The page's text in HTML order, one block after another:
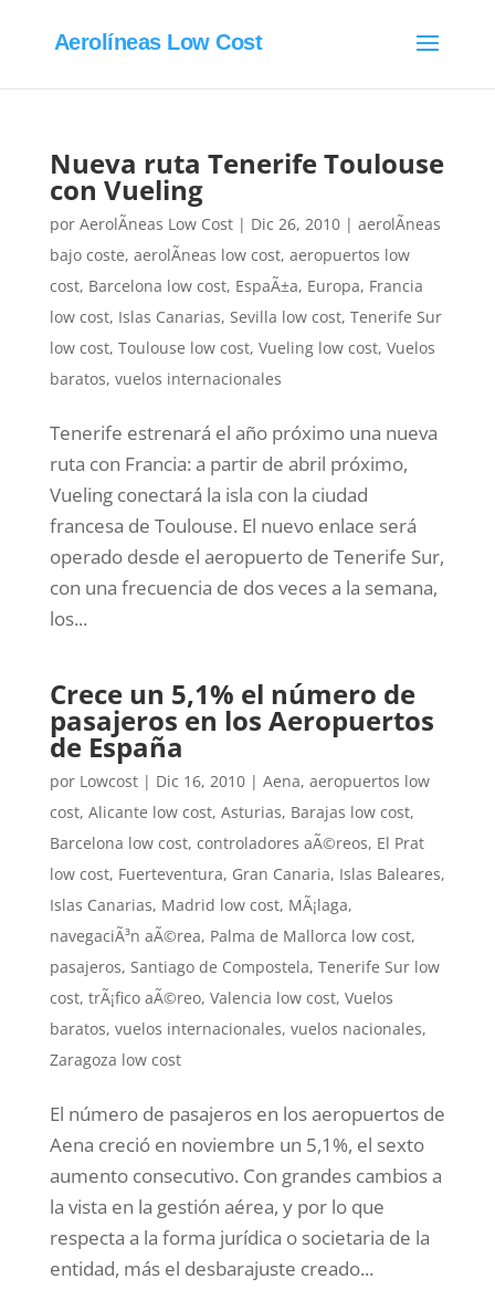
Aerolíneas Low Cost
Nueva ruta Tenerife Toulouse
con Vueling
por AerolÃ­neas Low Cost| Dic 26, 2010| aerolÃ­neas
bajo coste, aerolÃ­neas low cost, aeropuertos low
cost, Barcelona low cost, EspaÃ±a, Europa, Francia
low cost, Islas Canarias, Sevilla low cost, Tenerife Sur
low cost, Toulouse low cost, Vueling low cost, Vuelos
baratos, vuelos internacionales
Tenerife estrenará el año próximo una nueva
ruta con Francia: a partir de abril próximo,
Vueling conectará la isla con la ciudad
francesa de Toulouse. El nuevo enlace será
operado desde el aeropuerto de Tenerife Sur,
con una frecuencia de dos veces a la semana,
los...
Crece un 5,1% el número de
pasajeros en los Aeropuertos
de España
por Lowcost| Dic 16, 2010| Aena, aeropuertos low
cost, Alicante low cost, Asturias, Barajas low cost,
Barcelona low cost, controladores aÃ©reos, El Prat
low cost, Fuerteventura, Gran Canaria, Islas Baleares,
Islas Canarias, Madrid low cost, MÃ¡laga,
navegaciÃ³n aÃ©rea, Palma de Mallorca low cost,
pasajeros, Santiago de Compostela, Tenerife Sur low
cost, trÃ¡fico aÃ©reo, Valencia low cost, Vuelos
baratos, vuelos internacionales, vuelos nacionales,
Zaragoza low cost
El número de pasajeros en los aeropuertos de
Aena creció en noviembre un 5,1%, el sexto
aumento consecutivo . Con grandes cambios a
la vista en la gestión aérea, y por lo que
respecta a la forma jurídica o societaria de la
entidad, más el desbarajuste creado...